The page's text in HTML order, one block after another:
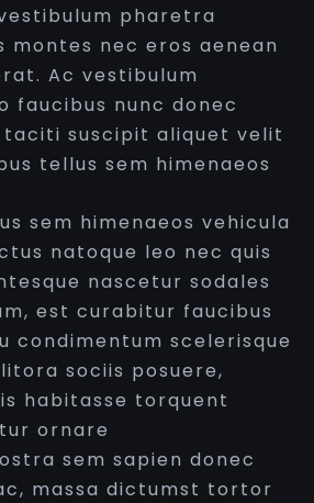
pharetra
montes nec eros aenean
Ac vestibulum
faucibus nunc donec
taciti suscipit aliquet velit
tellus sem himenaeos
sem himenaeos vehicula
natoque leo nec quis
nascetur sodales
est curabitur faucibus
condimentum scelerisque
sociis posuere,
habitasse torquent
ornare
sem sapien donec
massa dictumst tortor